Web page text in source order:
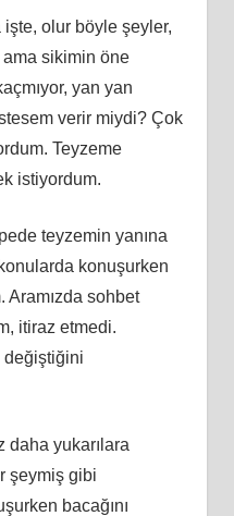
işte, olur böyle şeyler,
sikimin öne
yan yan
verir miydi? Çok
Teyzeme
istiyordum.
teyzemin yanına
konuşurken
Aramızda sohbet
itiraz etmedi.
değiştiğini
daha yukarılara
şeymiş gibi
bacağını